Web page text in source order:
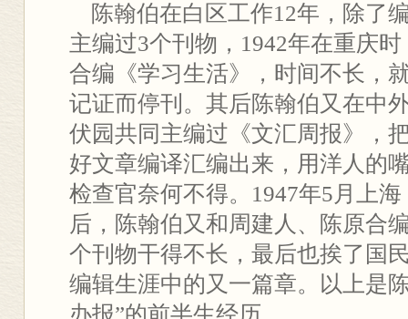
陈翰伯在白区工作12年，除了
主编过3个刊物，1942年在重庆
合编《学习生活》，时间不长，
记证而停刊。其后陈翰伯又在中
伏园共同主编过《文汇周报》，
好文章编译汇编出来，用洋人的
检查官奈何不得。1947年5月上
后，陈翰伯又和周建人、陈原合
个刊物干得不长，最后也挨了国
编辑生涯中的又一篇章。以上是
办报”的前半生经历。